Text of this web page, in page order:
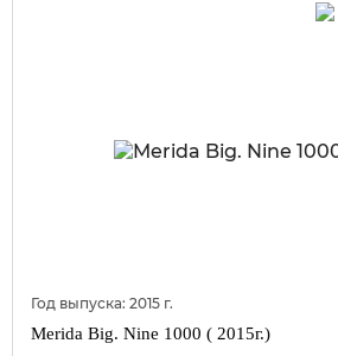
Год выпуска: 2015 г.
Merida Big. Nine 1000 ( 2015г.)